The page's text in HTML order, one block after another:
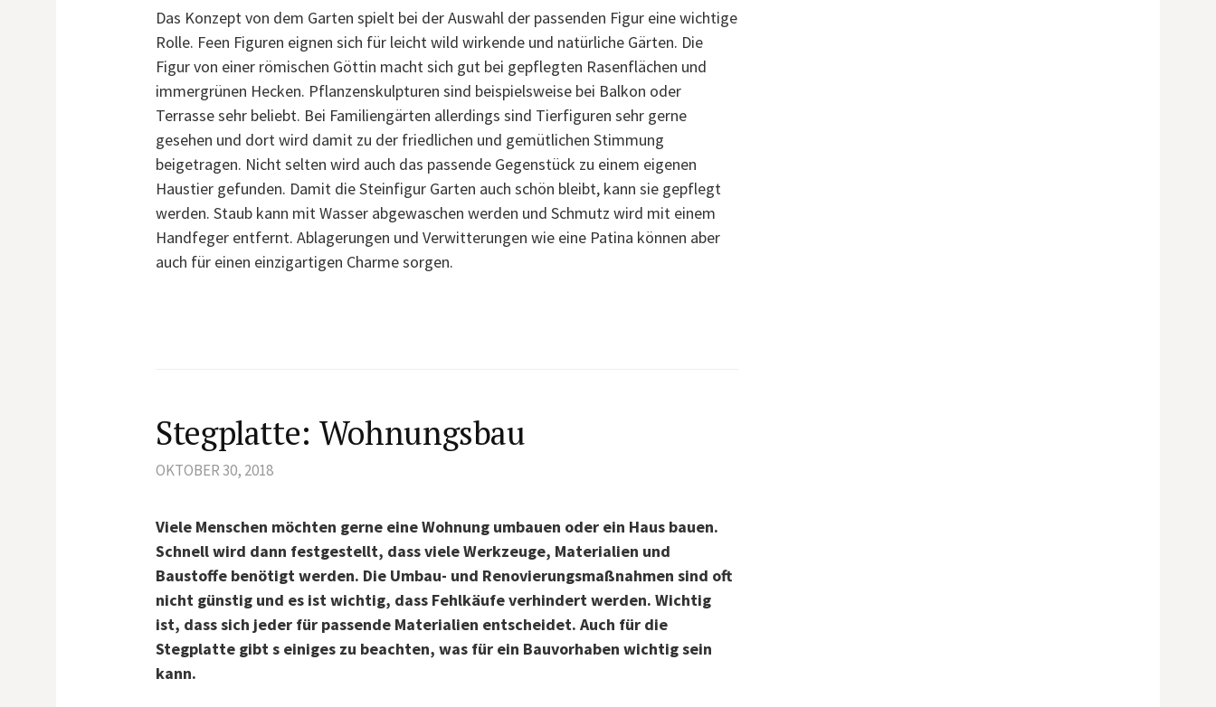
Das Konzept von dem Garten spielt bei der Auswahl der passenden Figur eine wichtige
Rolle. Feen Figuren eignen sich für leicht wild wirkende und natürliche Gärten. Die
Figur von einer römischen Göttin macht sich gut bei gepflegten Rasenflächen und
immergrünen Hecken. Pflanzenskulpturen sind beispielsweise bei Balkon oder
Terrasse sehr beliebt. Bei Familiengärten allerdings sind Tierfiguren sehr gerne
gesehen und dort wird damit zu der friedlichen und gemütlichen Stimmung
beigetragen. Nicht selten wird auch das passende Gegenstück zu einem eigenen
Haustier gefunden. Damit die Steinfigur Garten auch schön bleibt, kann sie gepflegt
werden. Staub kann mit Wasser abgewaschen werden und Schmutz wird mit einem
Handfeger entfernt. Ablagerungen und Verwitterungen wie eine Patina können aber
auch für einen einzigartigen Charme sorgen.
Stegplatte: Wohnungsbau
OKTOBER 30, 2018
Viele Menschen möchten gerne eine Wohnung umbauen oder ein Haus bauen.
Schnell wird dann festgestellt, dass viele Werkzeuge, Materialien und
Baustoffe benötigt werden. Die Umbau- und Renovierungsmaßnahmen sind oft
nicht günstig und es ist wichtig, dass Fehlkäufe verhindert werden. Wichtig
ist, dass sich jeder für passende Materialien entscheidet. Auch für die
Stegplatte gibt s einiges zu beachten, was für ein Bauvorhaben wichtig sein
kann.